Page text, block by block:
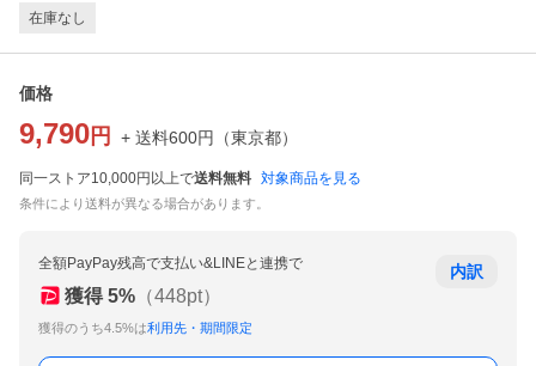
在庫なし
価格
9,790 円 + 送料600円 （東京都）
同一ストア10,000円以上で送料無料 対象商品を見る
条件により送料が異なる場合があります。
全額PayPay残高で支払い&LINEと連携で
獲得 5% （448pt）
獲得のうち4.5%は利用先・期間限定
内訳